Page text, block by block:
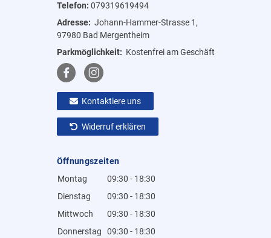
Telefon: 079319619494
Adresse: Johann-Hammer-Strasse 1,
97980 Bad Mergentheim
Parkmöglichkeit: Kostenfrei am Geschäft
Kontaktiere uns
Widerruf erklären
Öffnungszeiten
Montag
09:30 - 18:30
Dienstag
09:30 - 18:30
Mittwoch
09:30 - 18:30
Donnerstag
09:30 - 18:30